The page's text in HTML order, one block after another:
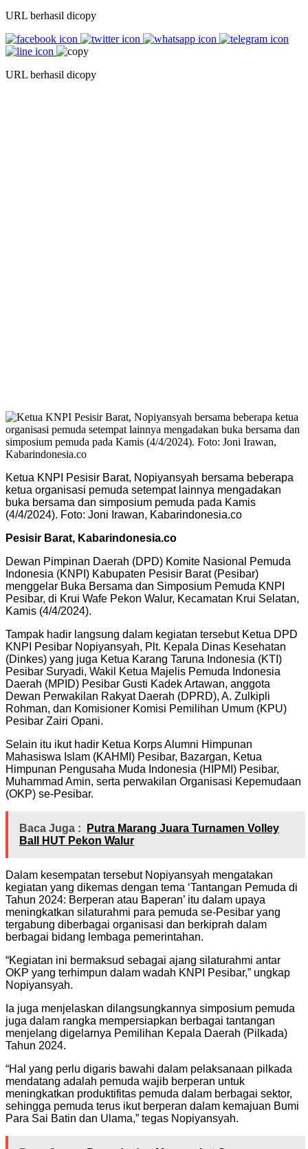
URL berhasil dicopy
URL berhasil dicopy
Ketua KNPI Pesisir Barat, Nopiyansyah bersama beberapa
ketua organisasi pemuda setempat lainnya mengadakan
buka bersama dan simposium pemuda pada Kamis
(4/4/2024). Foto: Joni Irawan, Kabarindonesia.co
Pesisir Barat, Kabarindonesia.co
Dewan Pimpinan Daerah (DPD) Komite Nasional Pemuda
Indonesia (KNPI) Kabupaten Pesisir Barat (Pesibar)
menggelar Buka Bersama dan Simposium Pemuda KNPI
Pesibar, di Krui Wafe Pekon Walur, Kecamatan Krui Selatan,
Kamis (4/4/2024).
Tampak hadir langsung dalam kegiatan tersebut Ketua DPD
KNPI Pesibar Nopiyansyah, Plt. Kepala Dinas Kesehatan
(Dinkes) yang juga Ketua Karang Taruna Indonesia (KTI)
Pesibar Suryadi, Wakil Ketua Majelis Pemuda Indonesia
Daerah (MPID) Pesibar Gusti Kadek Artawan, anggota
Dewan Perwakilan Rakyat Daerah (DPRD), A. Zulkipli
Rohman, dan Komisioner Komisi Pemilihan Umum (KPU)
Pesibar Zairi Opani.
Selain itu ikut hadir Ketua Korps Alumni Himpunan
Mahasiswa Islam (KAHMI) Pesibar, Bazargan, Ketua
Himpunan Pengusaha Muda Indonesia (HIPMI) Pesibar,
Muhammad Amin, serta perwakilan Organisasi Kepemudaan
(OKP) se-Pesibar.
Baca Juga :
Putra Marang Juara Turnamen Volley
Ball HUT Pekon Walur
Dalam kesempatan tersebut Nopiyansyah mengatakan
kegiatan yang dikemas dengan tema ‘Tantangan Pemuda di
Tahun 2024: Berperan atau Baperan’ itu dalam upaya
meningkatkan silaturahmi para pemuda se-Pesibar yang
tergabung diberbagai organisasi dan berkiprah dalam
berbagai bidang lembaga pemerintahan.
“Kegiatan ini bermaksud sebagai ajang silaturahmi antar
OKP yang terhimpun dalam wadah KNPI Pesibar,” ungkap
Nopiyansyah.
Ia juga menjelaskan dilangsungkannya simposium pemuda
juga dalam rangka mempersiapkan berbagai tantangan
menjelang digelarnya Pemilihan Kepala Daerah (Pilkada)
Tahun 2024.
“Hal yang perlu digaris bawahi dalam pelaksanaan pilkada
mendatang adalah pemuda wajib berperan untuk
meningkatkan produktifitas pemuda dalam berbagai sektor,
sehingga pemuda terus ikut berperan dalam kemajuan Bumi
Para Sai Batin dan Ulama,” tegas Nopiyansyah.